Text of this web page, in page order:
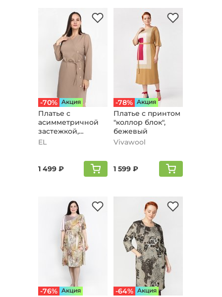
-70% Aкция
Платье с
асимметричной
застежкой,
бежевый
EL
1 499 ₽
-78% Aкция
Платье с принтом
"коллор блок",
бежевый
Vivawool
1 599 ₽
-76% Aкция -64% Aкция